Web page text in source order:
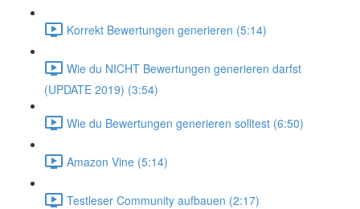
Korrekt Bewertungen generieren (5:14)
Wie du NICHT Bewertungen generieren darfst
(UPDATE 2019) (3:54)
Wie du Bewertungen generieren solltest (6:50)
Amazon Vine (5:14)
Testleser Community aufbauen (2:17)